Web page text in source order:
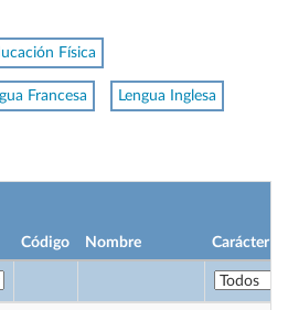
Física
Francesa Lengua Inglesa
Código Nombre Carácter